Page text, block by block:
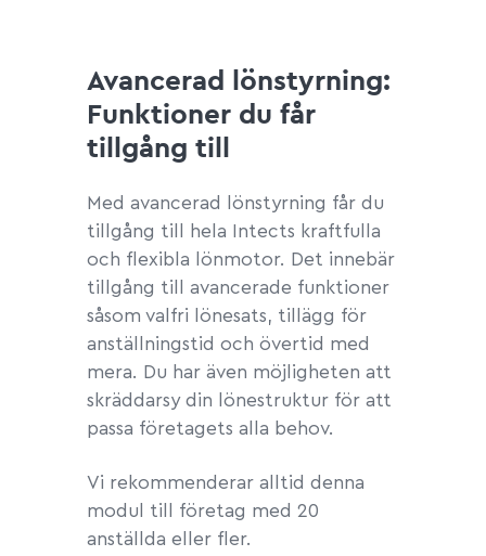
Avancerad lönstyrning:
Funktioner du får
tillgång till
Med avancerad lönstyrning får du
tillgång till hela Intects kraftfulla
och flexibla lönmotor. Det innebär
tillgång till avancerade funktioner
såsom valfri lönesats, tillägg för
anställningstid och övertid med
mera. Du har även möjligheten att
skräddarsy din lönestruktur för att
passa företagets alla behov.
Vi rekommenderar alltid denna
modul till företag med 20
anställda eller fler.